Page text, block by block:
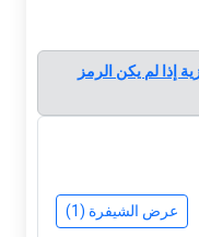
إذا لم يكن الرمز
عرض الشيفرة (1)